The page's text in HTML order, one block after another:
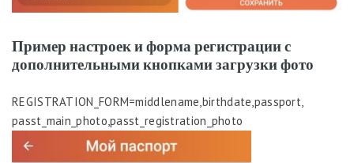
Пример настроек и форма регистрации с
дополнительными кнопками загрузки фото
REGISTRATION_FORM=middlename,birthdate,passport,
passt_main_photo,passt_registration_photo